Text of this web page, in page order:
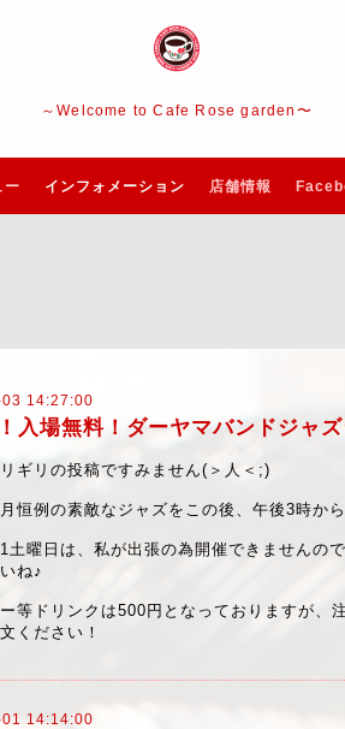
～Welcome to Cafe Rose garden〜
ー インフォメーション 店舗情報
14:27:00
入場無料！ダーヤマバンドジャ
ギリの投稿ですみません(＞人＜;)
恒例の素敵なジャズをこの後、午後3時か
土曜日は、私が出張の為開催できませんの
ね♪
等ドリンクは500円となっておりますが、
ください！
14:14:00